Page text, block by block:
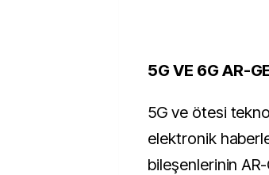
5G VE 6G AR-
5G ve ötesi
elektronik
bileşenlerinin